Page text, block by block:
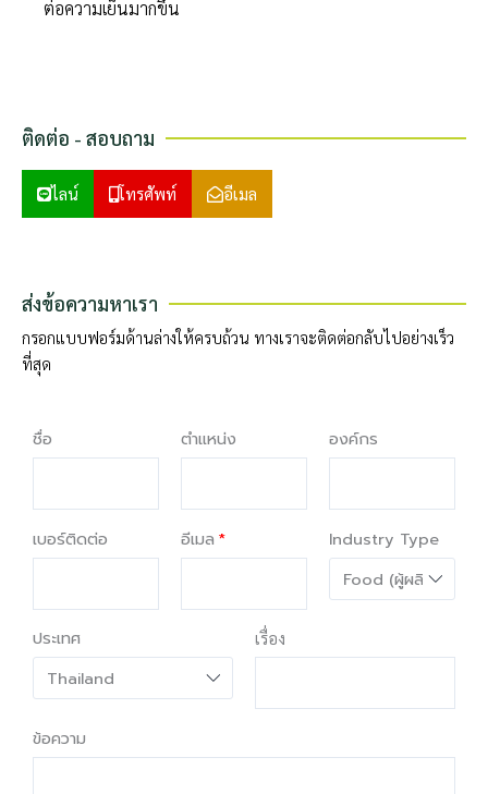
ต่อความเย็นมากขึ้น
ติดต่อ - สอบถาม
ไลน์ โทรศัพท์ อีเมล
ส่งข้อความหาเรา
กรอกแบบฟอร์มด้านล่างให้ครบถ้วน ทางเราจะติดต่อกลับไปอย่างเร็ว
ที่สุด
ชื่อ
เบอร์ติดต่อ
ตำแหน่ง
อีเมล
องค์กร
Industry Type
ประเทศ เรื่อง
ข้อความ